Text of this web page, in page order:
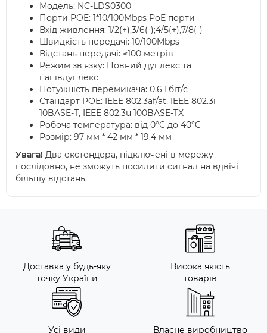
Модель: NC-LDS0300
Порти POE: 1*10/100Mbps PoE порти
Вхід живлення: 1/2(+),3/6(-);4/5(+),7/8(-)
Швидкість передачі: 10/100Mbps
Відстань передачі: ≤100 метрів
Режим зв'язку: Повний дуплекс та
напівдуплекс
Потужність перемикача: 0,6 Гбіт/с
Стандарт POE: IEEE 802.3af/at, IEEE 802.3i
10BASE-T, IEEE 802.3u 100BASE-TX
Робоча температура: від 0°C до 40°C
Розмір: 97 мм * 42 мм * 19.4 мм
Увага! Два екстендера, підключені в мережу
послідовно, не зможуть посилити сигнал на вдвічі
більшу відстань.
Доставка у будь-яку
точку України
Висока якість
товарів
Усі види
Власне виробництво